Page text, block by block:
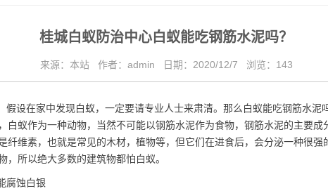
桂城白蚁防治中心白蚁能吃钢筋水泥吗？
来源：本站 作者：admin 日期：2020/12/7 浏览： 143
设在家中发现白蚁，一定要请专业人士来肃清。那么白蚁能吃钢筋水泥
白蚁作为一种动物，当然不可能以钢筋水泥作为食物，钢筋水泥的主要成
纤维素，也就是常见的木材，植物等，但它们在进食后，会分泌一种很
所以绝大多数的建筑物都怕白蚁。
腐蚀白银